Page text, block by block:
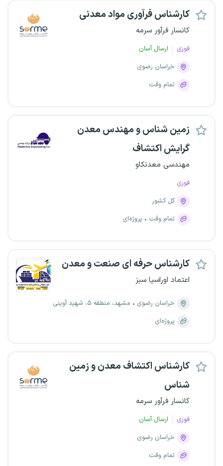
کارشناس فرآوری مواد معدنی
کانسار فرآور سرمه
فوری
ارسال آسان
خراسان رضوی
تمام وقت
زمین شناس و مهندس معدن
گرایش اکتشاف
مهندسی معدنکاو
فوری
کل کشور
تمام وقت
پروژه‌ای
کارشناس حرفه ای صنعت و معدن
اعتماد اوراسیا سبز
خراسان رضوی
مشهد، منطقه ۵، شهید آوینی
پروژه‌ای
کارشناس اکتشاف معدن و زمین
شناس
کانسار فرآور سرمه
فوری
ارسال آسان
خراسان رضوی
تمام وقت